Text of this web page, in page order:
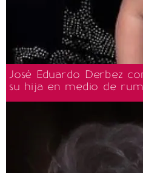
José Eduardo Derbez
su hija en medio de